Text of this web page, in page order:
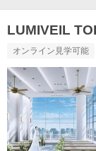
LUMIVEIL
オンライン見学可能